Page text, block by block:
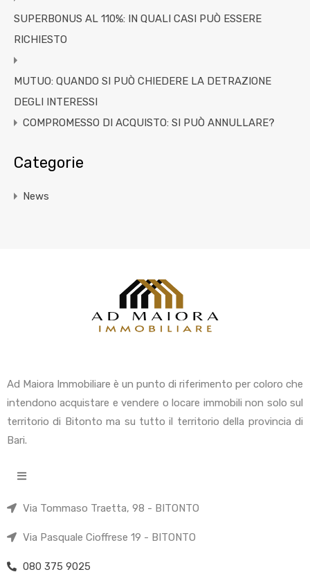
SUPERBONUS AL 110%: IN QUALI CASI PUÒ ESSERE
RICHIESTO
MUTUO: QUANDO SI PUÒ CHIEDERE LA DETRAZIONE
DEGLI INTERESSI
COMPROMESSO DI ACQUISTO: SI PUÒ ANNULLARE?
Categorie
News
Ad Maiora Immobiliare è un punto di riferimento per coloro che
intendono acquistare e vendere o locare immobili non solo sul
territorio di Bitonto ma su tutto il territorio della provincia di
Bari.
Via Tommaso Traetta, 98 - BITONTO
Via Pasquale Cioffrese 19 - BITONTO
080 375 9025